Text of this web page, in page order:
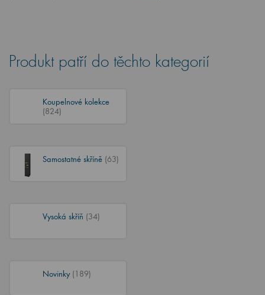
Produkt patří do těchto kategorií
Koupelnové kolekce
(824)
Samostatné skříně (63)
Vysoká skříň (34)
Novinky (189)